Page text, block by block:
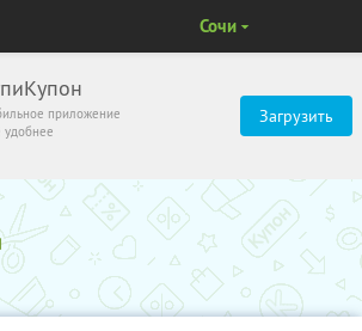
приложение
Загрузить
Сочи